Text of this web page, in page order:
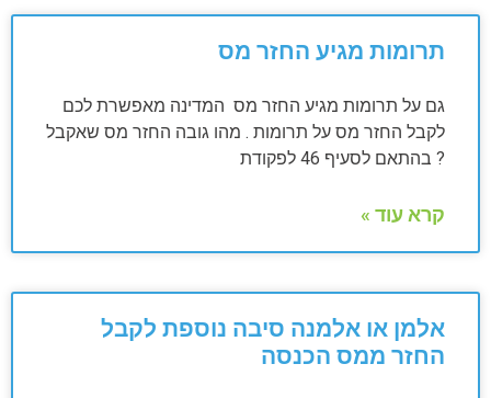
תרומות מגיע החזר מס
גם על תרומות מגיע החזר מס המדינה מאפשרת לכם
לקבל החזר מס על תרומות . מהו גובה החזר מס שאקבל
? בהתאם לסעיף 46 לפקודת
קרא עוד »
אלמן או אלמנה סיבה נוספת לקבל
החזר ממס הכנסה